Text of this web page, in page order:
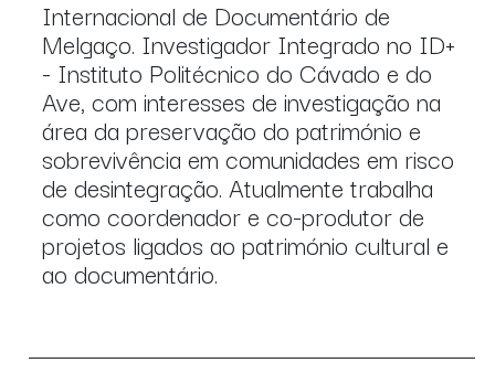
Internacional de Documentário de
Melgaço. Investigador Integrado no ID+
- Instituto Politécnico do Cávado e do
Ave, com interesses de investigação na
área da preservação do património e
sobrevivência em comunidades em risco
de desintegração. Atualmente trabalha
como coordenador e co-produtor de
projetos ligados ao património cultural e
ao documentário.